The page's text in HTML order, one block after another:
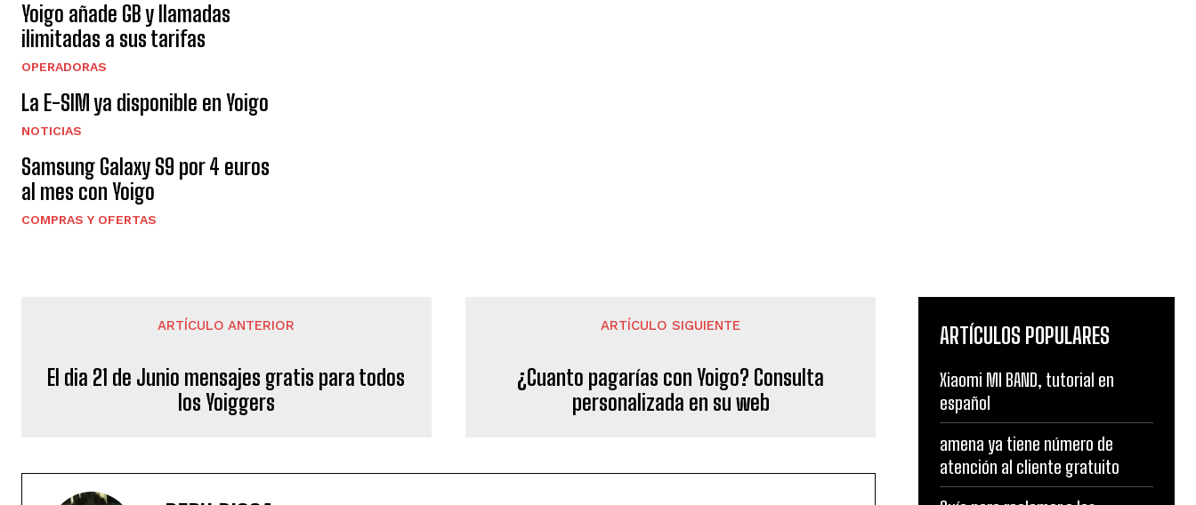
Yoigo añade GB y llamadas
ilimitadas a sus tarifas
OPERADORAS
La E-SIM ya disponible en Yoigo
NOTICIAS
Samsung Galaxy S9 por 4 euros
al mes con Yoigo
COMPRAS Y OFERTAS
ARTÍCULO ANTERIOR
El dia 21 de Junio mensajes gratis para todos
los Yoiggers
ARTÍCULO SIGUIENTE
¿Cuanto pagarías con Yoigo? Consulta
personalizada en su web
ARTÍCULOS POPULARES
Xiaomi MI BAND, tutorial en
español
amena ya tiene número de
atención al cliente gratuito